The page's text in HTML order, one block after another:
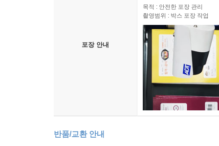
포장 안내
목적 : 안전한 포장 관리
촬영범위 : 박스 포장 작업
반품/교환 안내